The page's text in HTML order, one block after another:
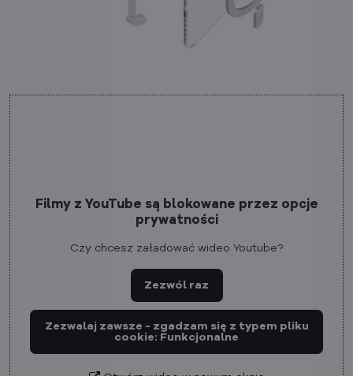
Filmy z YouTube są blokowane przez opcje
prywatności
Czy chcesz załadować wideo Youtube?
Zezwól raz
Zezwalaj zawsze - zgadzam się z typem pliku
cookie: Funkcjonalne